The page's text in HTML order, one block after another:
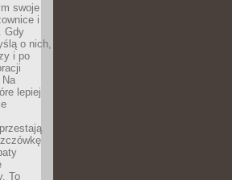
swoje
i
Gdy
o nich,
i po
lepiej
To